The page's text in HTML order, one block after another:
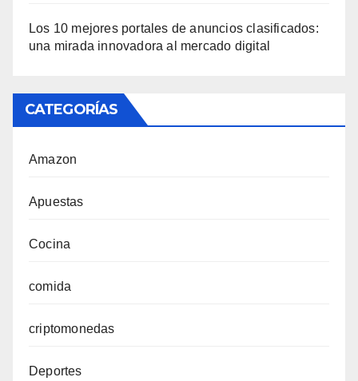
Los 10 mejores portales de anuncios clasificados:
una mirada innovadora al mercado digital
CATEGORÍAS
Amazon
Apuestas
Cocina
comida
criptomonedas
Deportes